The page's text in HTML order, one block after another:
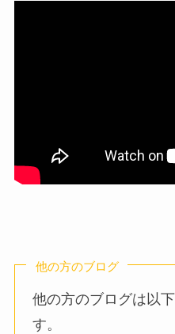
他の方のブログ
他の方のブログは以
す。